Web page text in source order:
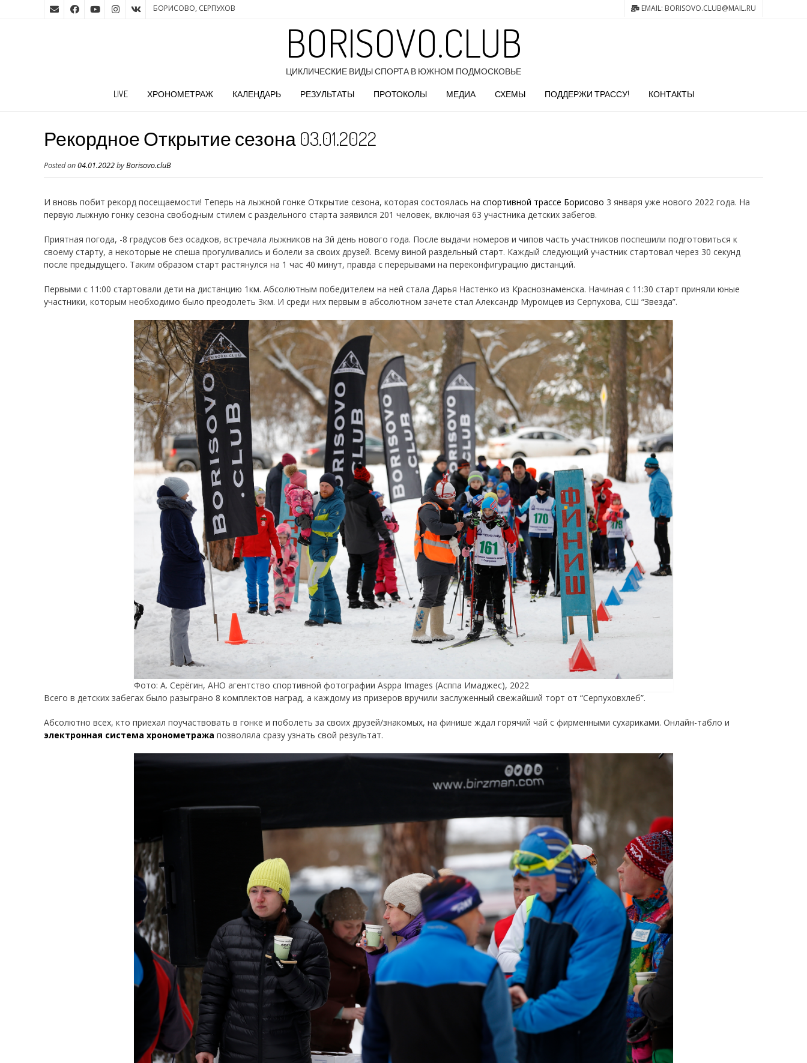
БОРИСОВО, СЕРПУХОВ EMAIL: BORISOVO.CLUB@MAIL.RU
BORISOVO.CLUB
ЦИКЛИЧЕСКИЕ ВИДЫ СПОРТА В ЮЖНОМ ПОДМОСКОВЬЕ
LIVE ХРОНОМЕТРАЖ КАЛЕНДАРЬ РЕЗУЛЬТАТЫ ПРОТОКОЛЫ МЕДИА СХЕМЫ ПОДДЕРЖИ ТРАССУ! КОНТАКТЫ
Рекордное Открытие сезона 03.01.2022
Posted on04.01.2022byBorisovo.cluB
И вновь побит рекорд посещаемости! Теперь на лыжной гонке Открытие сезона, которая состоялась на спортивной трассе Борисово 3 января уже нового 2022 года. На
первую лыжную гонку сезона свободным стилем с раздельного старта заявился 201 человек, включая 63 участника детских забегов.
Приятная погода, -8 градусов без осадков, встречала лыжников на 3й день нового года. После выдачи номеров и чипов часть участников поспешили подготовиться к
своему старту, а некоторые не спеша прогуливались и болели за своих друзей. Всему виной раздельный старт. Каждый следующий участник стартовал через 30 секунд
после предыдущего. Таким образом старт растянулся на 1 час 40 минут, правда с перерывами на переконфигурацию дистанций.
Первыми с 11:00 стартовали дети на дистанцию 1км. Абсолютным победителем на ней стала Дарья Настенко из Краснознаменска. Начиная с 11:30 старт приняли юные
участники, которым необходимо было преодолеть 3км. И среди них первым в абсолютном зачете стал Александр Муромцев из Серпухова, СШ “Звезда”.
Фото: А. Серёгин, АНО агентство спортивной фотографии Asppa Images (Асппа Имаджес), 2022
Всего в детских забегах было разыграно 8 комплектов наград, а каждому из призеров вручили заслуженный свежайший торт от “Серпуховхлеб”.
Абсолютно всех, кто приехал поучаствовать в гонке и поболеть за своих друзей/знакомых, на финише ждал горячий чай с фирменными сухариками. Онлайн-табло и
электронная система хронометража позволяла сразу узнать свой результат.